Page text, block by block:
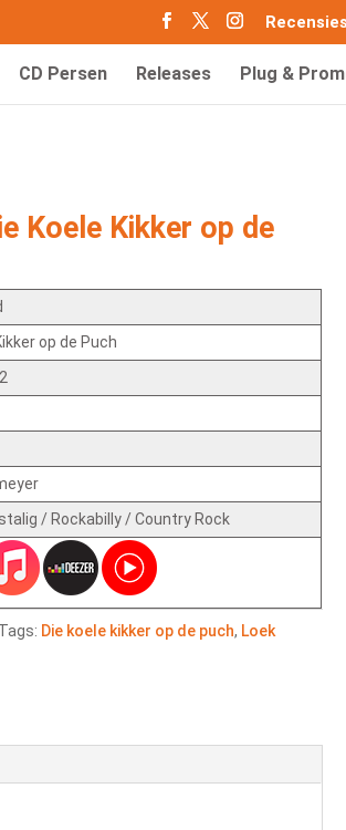
Recensies
CD Persen Releases Plug &
Koele Kikker op de
op de Puch
/ Rockabilly / Country Rock
Tags: Die koele kikker op de puch, Loek